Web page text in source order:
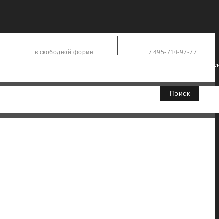
в свободной форме +7 495-710-97-77
Официальный дистрибьютор компании Fluke в
Поиск